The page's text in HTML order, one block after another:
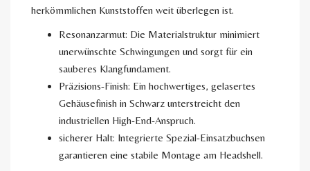
herkömmlichen Kunststoffen weit überlegen ist.
Resonanzarmut: Die Materialstruktur minimiert
unerwünschte Schwingungen und sorgt für ein
sauberes Klangfundament.
Präzisions-Finish: Ein hochwertiges, gelasertes
Gehäusefinish in Schwarz unterstreicht den
industriellen High-End-Anspruch.
sicherer Halt: Integrierte Spezial-Einsatzbuchsen
garantieren eine stabile Montage am Headshell.